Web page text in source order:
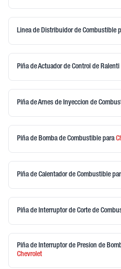
Linea de Distribuidor de Combustible
Piña de Actuador de Control de Ralenti
Piña de Arnes de Inyeccion de
Piña de Bomba de Combustible para
Piña de Calentador de Combustible
Piña de Interruptor de Corte de
Piña de Interruptor de Presion de
Chevrolet